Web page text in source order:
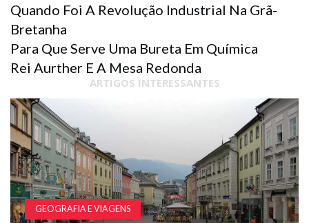
Quando Foi A Revolução Industrial Na Grã-
Bretanha
Para Que Serve Uma Bureta Em Química
Rei Aurther E A Mesa Redonda
ARTIGOS INTERESSANTES
GEOGRAFIA E VIAGENS